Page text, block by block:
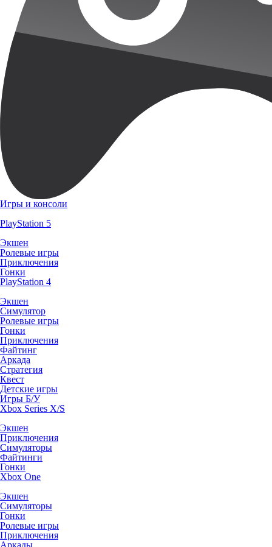
Игры и консоли
PlayStation 5
Экшен
Ролевые игры
Приключения
Гонки
PlayStation 4
Экшен
Симулятор
Ролевые игры
Гонки
Приключения
Файтинг
Аркада
Стратегия
Квест
Детские игры
Игры Б/У
Xbox Series X/S
Экшен
Приключения
Симуляторы
Файтинги
Гонки
Xbox One
Экшен
Симуляторы
Гонки
Ролевые игры
Приключения
Аркады